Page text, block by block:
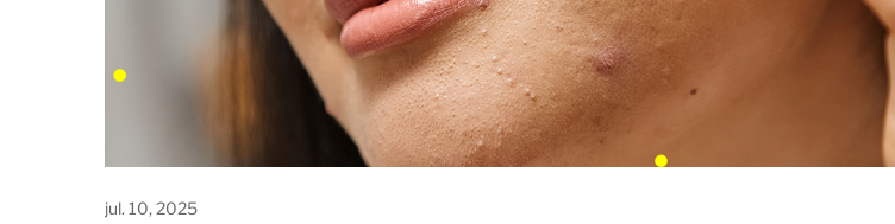
jul. 10, 2025